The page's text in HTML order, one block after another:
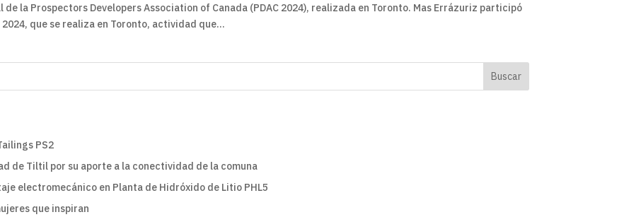
la Prospectors Developers Association of Canada (PDAC 2024), realizada en Toronto. Mas Errázuriz participó
que se realiza en Toronto, actividad que...
Buscar
PS2
de Tiltil por su aporte a la conectividad de la comuna
electromecánico en Planta de Hidróxido de Litio PHL5
que inspiran